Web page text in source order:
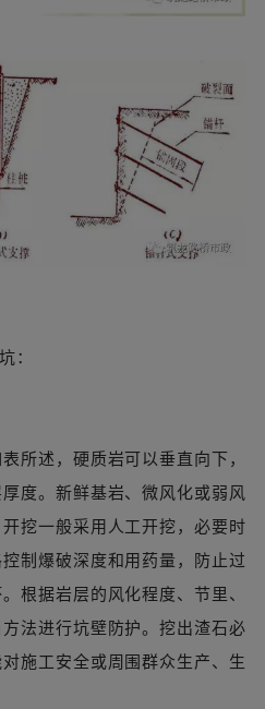
：
所述，硬质岩可以垂直向下，
度。新鲜基岩、微风化或弱风
挖一般采用人工开挖，必要时
制爆破深度和用药量，防止过
根据岩层的风化程度、节里、
法进行坑壁防护。挖出渣石必
施工安全或周围群众生产、生